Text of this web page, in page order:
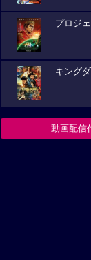
プロジ
キング
動画配信